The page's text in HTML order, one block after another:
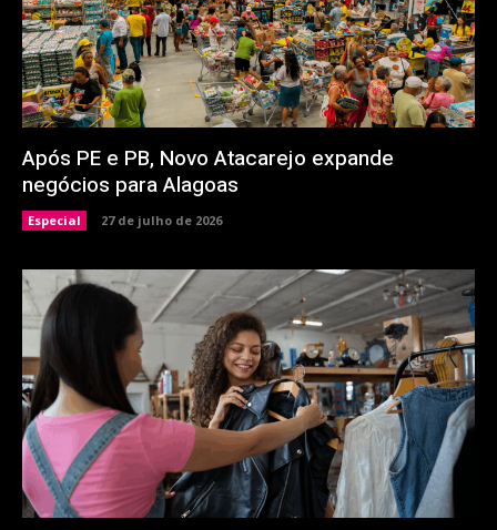
Após PE e PB, Novo Atacarejo expande
negócios para Alagoas
Especial 27 de julho de 2026